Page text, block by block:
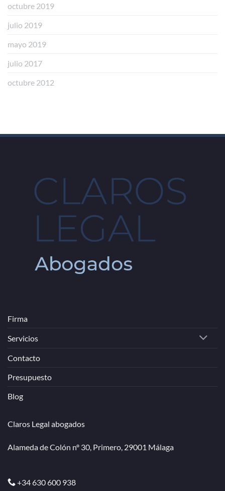
octubre 2019
julio 2019
mayo 2019
julio 2017
octubre 2012
Firma
Servicios
Contacto
Presupuesto
Blog
Claros Legal abogados
Alameda de Colón nº 30, Primero, 29001 Málaga
+34 630 600 938